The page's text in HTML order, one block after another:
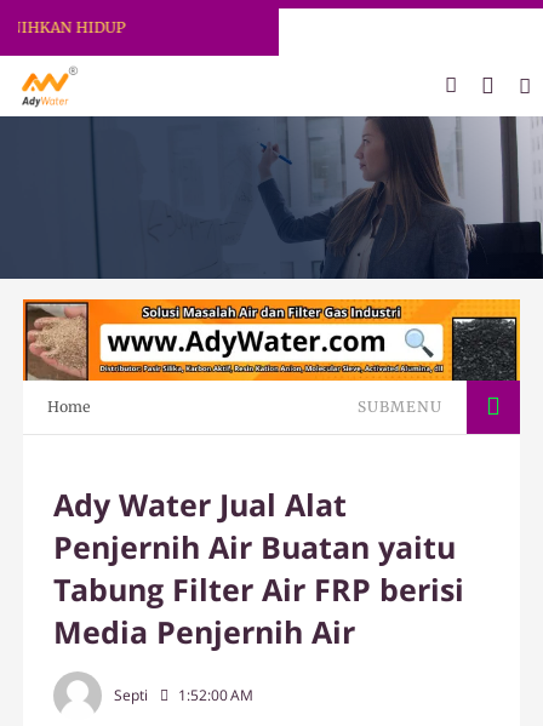
HIDUP
Home SUBMENU
Ady Water Jual Alat
Penjernih Air Buatan yaitu
Tabung Filter Air FRP berisi
Media Penjernih Air
Septi 1:52:00 AM